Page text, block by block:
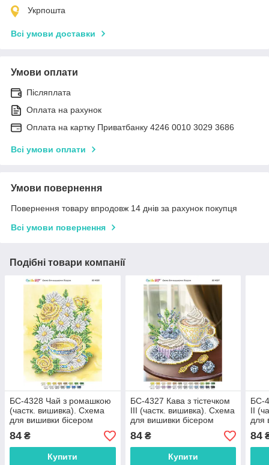
Укрпошта
Всі умови доставки
Умови оплати
Післяплата
Оплата на рахунок
Оплата на картку Приватбанку 4246 0010 3029 3686
Всі умови оплати
Умови повернення
Повернення товару впродовж 14 днів за рахунок покупця
Всі умови повернення
Подібні товари компанії
БС-4328 Чай з ромашкою
(частк. вишивка). Схема
для вишивки бісером
84 ₴
Купити
БС-4327 Кава з тістечком
ІІІ (частк. вишивка). Схема
для вишивки бісером
84₴
Купити
БС-
ІІ
для
84